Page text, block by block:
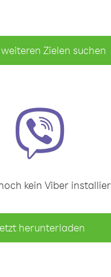
Zielen suchen
kein Viber
herunterladen